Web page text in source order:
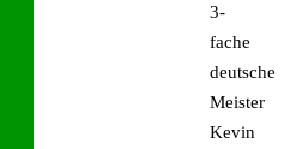
3-
fache
deutsche
Meister
Kevin